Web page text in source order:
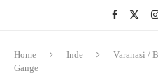
Home Inde
Varanasi /
Gange